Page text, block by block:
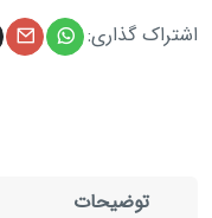
اشتراک گذاری:
توضیحات